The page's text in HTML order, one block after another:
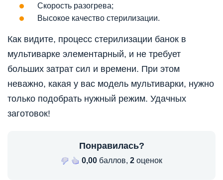
Скорость разогрева;
Высокое качество стерилизации.
Как видите, процесс стерилизации банок в
мультиварке элементарный, и не требует
больших затрат сил и времени. При этом
неважно, какая у вас модель мультиварки, нужно
только подобрать нужный режим. Удачных
заготовок!
Понравилась?
0,00 баллов, 2 оценок